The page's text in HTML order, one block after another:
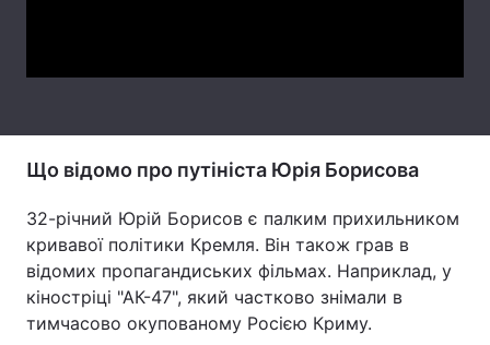
Що відомо про путініста Юрія Борисова
32-річний Юрій Борисов є палким прихильником
кривавої політики Кремля. Він також грав в
відомих пропагандиських фільмах. Наприклад, у
кіностріці "АК-47", який частково знімали в
тимчасово окупованому Росією Криму.